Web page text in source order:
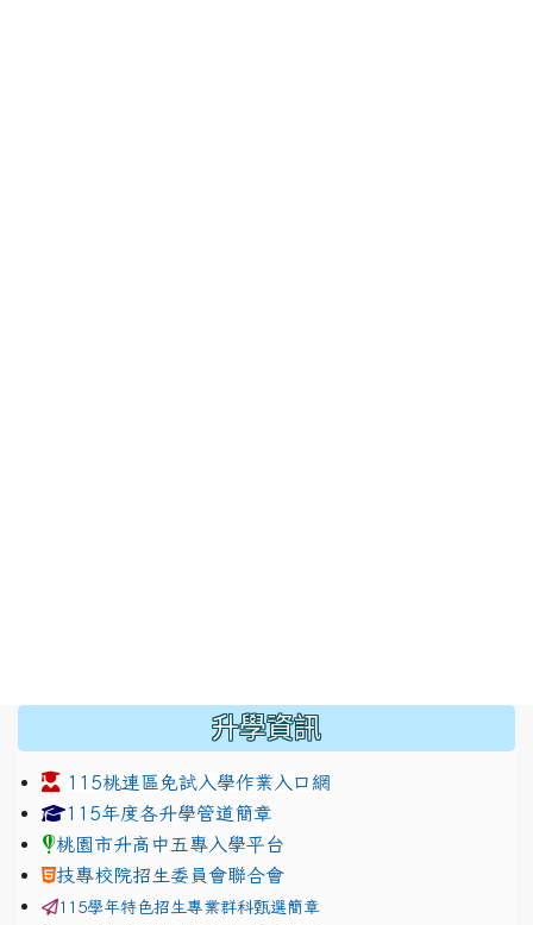
升學資訊
115桃連區免試入學作業入口網
link to https://www.jhjhs.tyc.edu.tw/modules/
115年度各升學管道簡章
桃園市升高中五專入學平台
技專校院招生委員會聯合會
115學年特色招生專業群科甄選簡章